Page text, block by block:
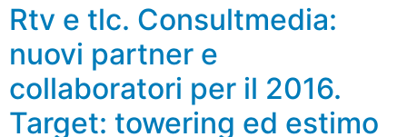
Rtv e tlc. Consultmedia:
nuovi partner e
collaboratori per il 2016.
Target: towering ed estimo